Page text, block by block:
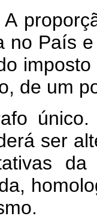
A
no País
de um
ser